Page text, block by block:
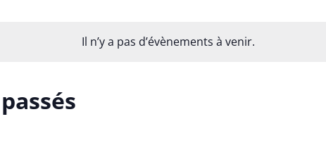
Il n’y a pas d’évènements à venir.